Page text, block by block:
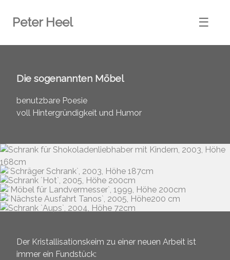
Peter Heel ☰
Die sogenannten Möbel
benutzbare Poesie
voll Hintergründigkeit und Humor
Der Kristallisationskeim zu einer neuen Arbeit ist
immer ein Fundstück: